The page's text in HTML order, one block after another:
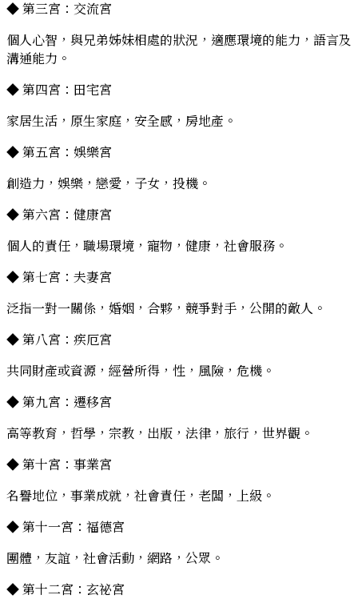
◆ 第三宮：交流宮
個人心智，與兄弟姊妹相處的狀況，適應環境的能力，語言及
溝通能力。
◆ 第四宮：田宅宮
家居生活，原生家庭，安全感，房地產。
◆ 第五宮：娛樂宮
創造力，娛樂，戀愛，子女，投機。
◆ 第六宮：健康宮
個人的責任，職場環境，寵物，健康，社會服務。
◆ 第七宮：夫妻宮
泛指一對一關係，婚姻，合夥，競爭對手，公開的敵人。
◆ 第八宮：疾厄宮
共同財產或資源，經營所得，性，風險，危機。
◆ 第九宮：遷移宮
高等教育，哲學，宗教，出版，法律，旅行，世界觀。
◆ 第十宮：事業宮
名譽地位，事業成就，社會責任，老闆，上級。
◆ 第十一宮：福德宮
團體，友誼，社會活動，網路，公眾。
◆ 第十二宮：玄祕宮